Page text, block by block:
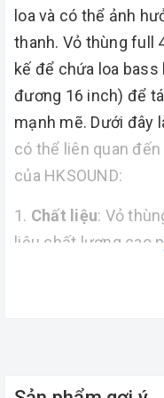
loa và có thể ảnh
thanh. Vỏ thùng full
kế để chứa loa
đương 16 inch) để
mạnh mẽ. Dưới đây
có thể liên quan
của HKSOUND:
Chất liệu: Vỏ
liệu chất lượng cao